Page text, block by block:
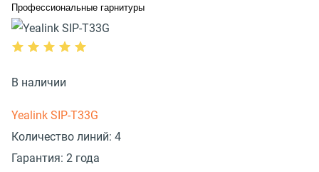
Профессиональные гарнитуры
В наличии
Yealink SIP-T33G
Количество линий: 4
Гарантия: 2 года